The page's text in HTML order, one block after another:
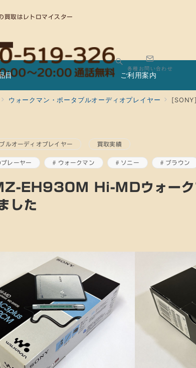
買取はレトロマイスター
各種お問い合わせ
目 ご利用案内
ウォークマン・ポータブルオーディオプレイヤー
ルオーディオプレイヤー 買取実績
プレーヤー ウォークマン ソニー ブラウン
EH930M Hi-MDウォーク
した